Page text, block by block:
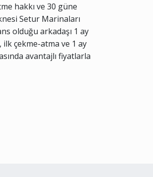
hakkı ve 30 güne
Setur Marinaları
olduğu arkadaşı 1 ay
ilk çekme-atma ve 1 ay
avantajlı fiyatlarla